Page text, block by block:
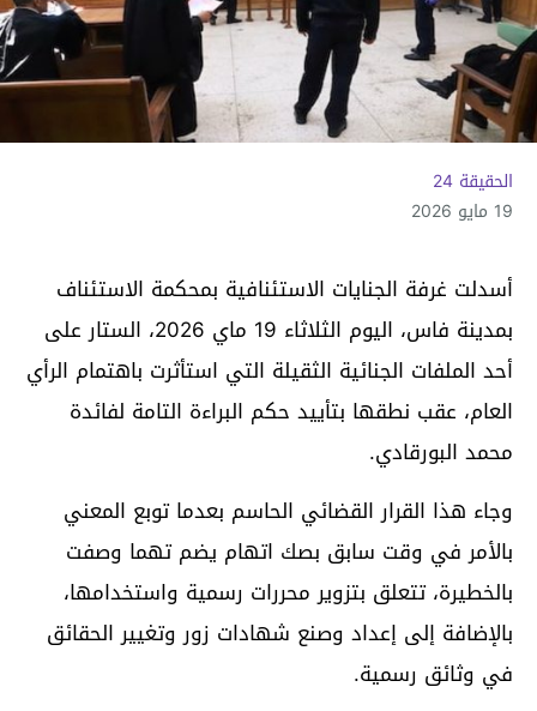
الحقيقة 24
19 مايو 2026
أسدلت غرفة الجنايات الاستئنافية بمحكمة الاستئناف
بمدينة فاس، اليوم الثلاثاء 19 ماي 2026، الستار على
أحد الملفات الجنائية الثقيلة التي استأثرت باهتمام الرأي
العام، عقب نطقها بتأييد حكم البراءة التامة لفائدة
محمد البورقادي.
وجاء هذا القرار القضائي الحاسم بعدما توبع المعني
بالأمر في وقت سابق بصك اتهام يضم تهما وصفت
بالخطيرة، تتعلق بتزوير محررات رسمية واستخدامها،
بالإضافة إلى إعداد وصنع شهادات زور وتغيير الحقائق
في وثائق رسمية.